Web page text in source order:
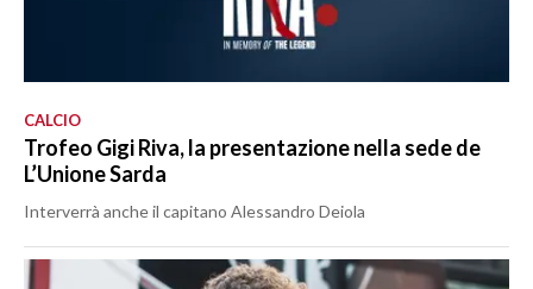
CALCIO
Trofeo Gigi Riva, la presentazione nella sede de
L’Unione Sarda
Interverrà anche il capitano Alessandro Deiola